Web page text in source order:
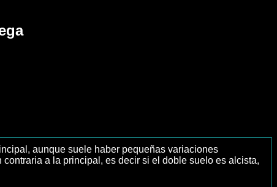
aunque suele haber pequeñas variaciones
a la principal, es decir si el doble suelo es alcista,